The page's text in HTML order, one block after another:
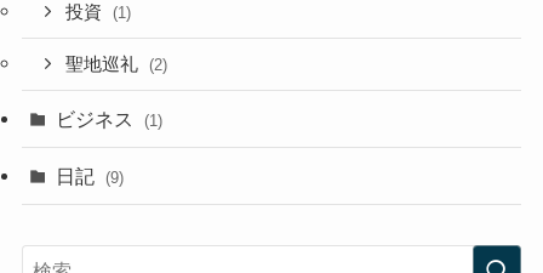
投資 (1)
聖地巡礼 (2)
ビジネス (1)
日記 (9)